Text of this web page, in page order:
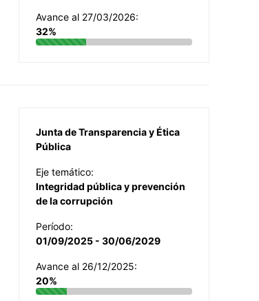
Avance al 27/03/2026:
32%
Junta de Transparencia y Ética
Pública
Eje temático:
Integridad pública y prevención
de la corrupción
Período:
01/09/2025 - 30/06/2029
Avance al 26/12/2025:
20%